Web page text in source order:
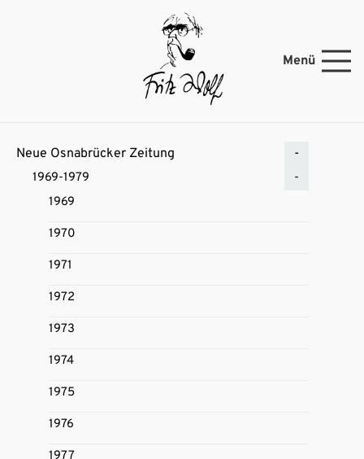
Menü
Neue Osnabrücker Zeitung
1969-1979
1969
1970
1971
1972
1973
1974
1975
1976